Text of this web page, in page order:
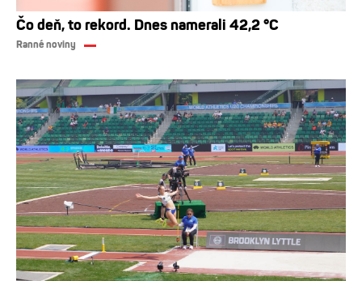
Čo deň, to rekord. Dnes namerali 42,2 °C
Ranné noviny